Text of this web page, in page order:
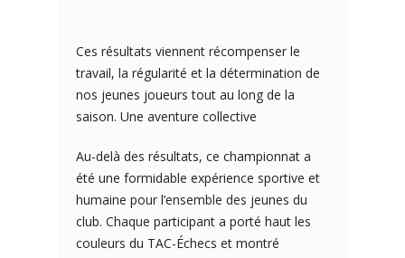
Ces résultats viennent récompenser le
travail, la régularité et la détermination de
nos jeunes joueurs tout au long de la
saison. Une aventure collective
Au-delà des résultats, ce championnat a
été une formidable expérience sportive et
humaine pour l’ensemble des jeunes du
club. Chaque participant a porté haut les
couleurs du TAC-Échecs et montré